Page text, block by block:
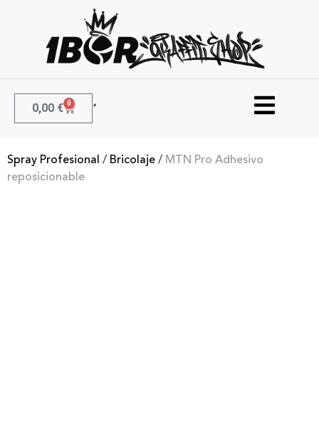
0,00 € 0
Spray Profesional / Bricolaje / MTN Pro Adhesivo
reposicionable